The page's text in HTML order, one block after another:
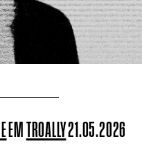
EMTROALLY21.05.2026